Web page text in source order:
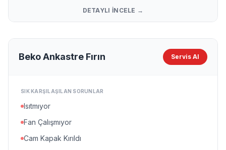
DETAYLI İNCELE →
Beko Ankastre Fırın Servis Al
SIK KARŞILAŞILAN SORUNLAR
Isıtmıyor
Fan Çalışmıyor
Cam Kapak Kırıldı